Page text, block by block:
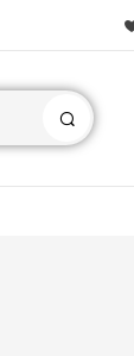
Поиск